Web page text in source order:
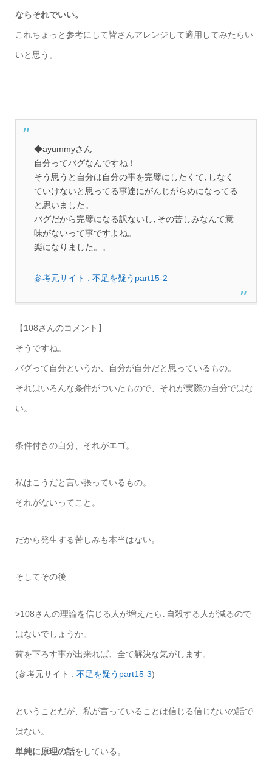
ならそれでいい。
これちょっと参考にして皆さんアレンジして適用してみたらい
いと思う。
◆ayummyさん
自分ってバグなんですね！
そう思うと自分は自分の事を完璧にしたくて､しなく
ていけないと思ってる事達にがんじがらめになってる
と思いました。
バグだから完璧になる訳ないし､その苦しみなんて意
味がないって事ですよね。
楽になりました。。
参考元サイト : 不足を疑うpart15-2
【108さんのコメント】
そうですね。
バグって自分というか、自分が自分だと思っているもの。
それはいろんな条件がついたもので、それが実際の自分ではな
い。
条件付きの自分、それがエゴ。
私はこうだと言い張っているもの。
それがないってこと。
だから発生する苦しみも本当はない。
そしてその後
>108さんの理論を信じる人が増えたら､自殺する人が減るので
はないでしょうか。
荷を下ろす事が出来れば、全て解決な気がします。
(参考元サイト : 不足を疑うpart15-3)
ということだが、私が言っていることは信じる信じないの話で
はない。
単純に原理の話をしている。